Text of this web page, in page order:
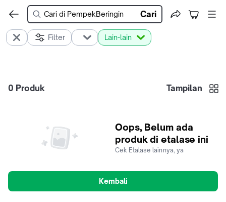
Cari
Filter Lain-lain
0 Produk Tampilan
Oops, Belum ada
produk di etalase ini
Cek Etalase lainnya, ya
Kembali